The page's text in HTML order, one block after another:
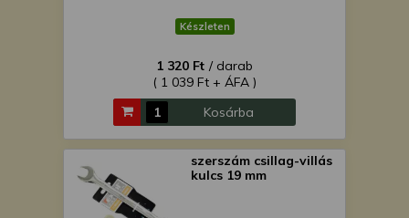
Készleten
1 320 Ft / darab
( 1 039 Ft + ÁFA )
Kosárba
szerszám csillag-villás
kulcs 19 mm